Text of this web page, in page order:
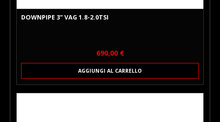
DOWNPIPE 3" VAG 1.8-2.0TSI
Prezzo
690,00 €
AGGIUNGI AL CARRELLO